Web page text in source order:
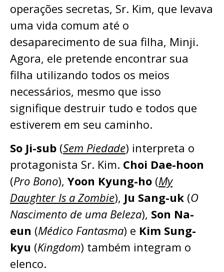
operações secretas, Sr. Kim, que levava
uma vida comum até o
desaparecimento de sua filha, Minji.
Agora, ele pretende encontrar sua
filha utilizando todos os meios
necessários, mesmo que isso
signifique destruir tudo e todos que
estiverem em seu caminho.
So Ji-sub (Sem Piedade) interpreta o
protagonista Sr. Kim. Choi Dae-hoon
(Pro Bono), Yoon Kyung-ho (My
Daughter Is a Zombie), Ju Sang-uk (O
Nascimento de uma Beleza), Son Na-
eun (Médico Fantasma) e Kim Sung-
kyu (Kingdom) também integram o
elenco.